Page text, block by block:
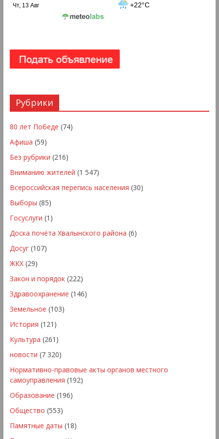
Чт, 13 Авг +22°C
Рубрики
80 лет Победе (74)
Афиша (59)
Без рубрики (216)
Вниманию жителей (1 547)
Всероссийская перепись населения (30)
Выборы (85)
Госуслуги (1)
Доска почёта Хвалынского района (6)
Досуг(107)
ЖКХ(29)
Закон и порядок(222)
Здравоохранение (146)
Земельное (103)
История (121)
Культура (261)
новости (7 320)
Нормативно-правовые акты органов местного
самоуправления (192)
Образование (196)
Общество (553)
Памятные даты (18)